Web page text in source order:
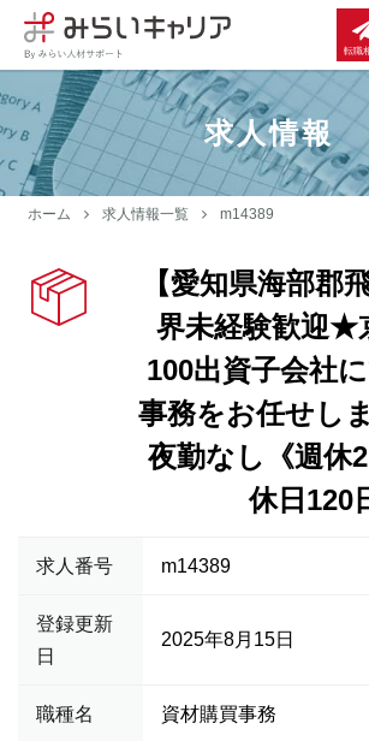
転職
求人情報
ホーム 求人情報一覧 m14389
【愛知県海部郡
界未経験歓迎★
100出資子会社
事務をお任せし
夜勤なし《週休
休日120
求人番号 m14389
登録更新
日
2025年8月15日
職種名 資材購買事務